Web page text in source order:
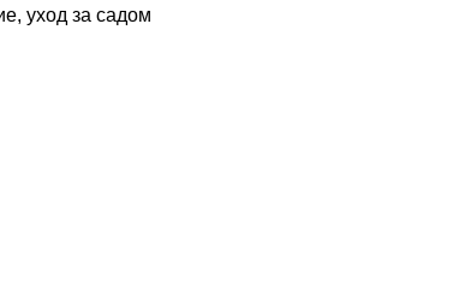
уход за садом